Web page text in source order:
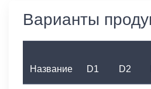
Варианты
Название D1 D2